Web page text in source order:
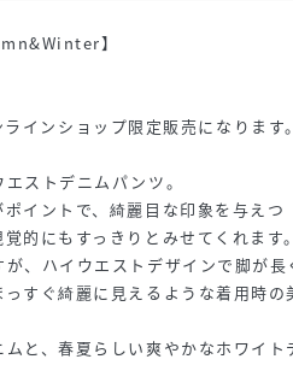
】
インショップ限定販売になります。
ストデニムパンツ。
イントで、綺麗目な印象を与えつ
的にもすっきりとみせてくれます。
、ハイウエストデザインで脚が長
すぐ綺麗に見えるような着用時の
と、春夏らしい爽やかなホワイト